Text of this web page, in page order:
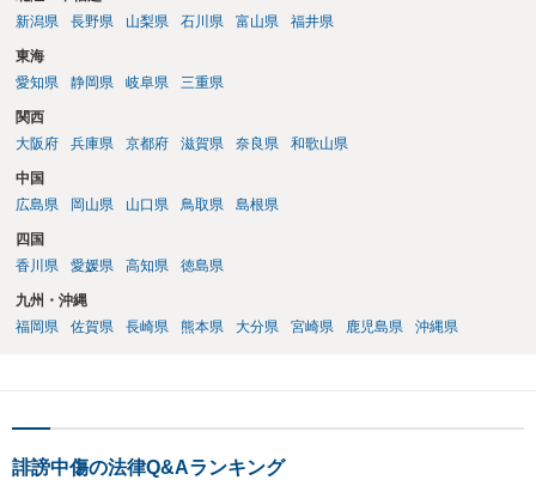
新潟県
長野県 山梨県 石川県 富山県 福井県
東海
愛知県
静岡県 岐阜県 三重県
関西
大阪府
兵庫県 京都府 滋賀県 奈良県 和歌山県
中国
広島県
岡山県 山口県 鳥取県 島根県
四国
香川県
愛媛県 高知県 徳島県
九州・沖縄
福岡県
佐賀県 長崎県 熊本県 大分県 宮崎県 鹿児島県 沖縄県
誹謗中傷の法律Q&Aランキング